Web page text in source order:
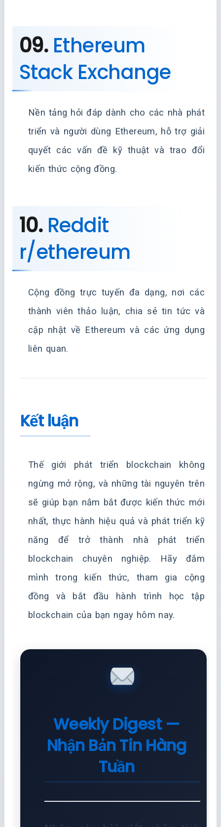
09. Ethereum
Stack Exchange
Nền tảng hỏi đáp dành cho các nhà phát
triển và người dùng Ethereum, hỗ trợ giải
quyết các vấn đề kỹ thuật và trao đổi
kiến thức cộng đồng.
10. Reddit
r/ethereum
Cộng đồng trực tuyến đa dạng, nơi các
thành viên thảo luận, chia sẻ tin tức và
cập nhật về Ethereum và các ứng dụng
liên quan.
Kết luận
Thế giới phát triển blockchain không
ngừng mở rộng, và những tài nguyên trên
sẽ giúp bạn nắm bắt được kiến thức mới
nhất, thực hành hiệu quả và phát triển kỹ
năng để trở thành nhà phát triển
blockchain chuyên nghiệp. Hãy đắm
mình trong kiến thức, tham gia cộng
đồng và bắt đầu hành trình học tập
blockchain của bạn ngay hôm nay.
Weekly Digest —
Nhận Bản Tin Hàng
Tuần